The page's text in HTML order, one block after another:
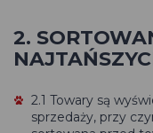
2.
2.1 Towary są
sprzedaży, przy